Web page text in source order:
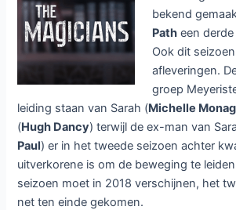
bekend
Path een
Ook dit
afleveringen.
groep
leiding staan van Sarah (Michelle
(Hugh Dancy) terwijl de ex-man van
Paul) er in het tweede seizoen achter
uitverkorene is om de beweging te
seizoen moet in 2018 verschijnen, het
net ten einde gekomen.